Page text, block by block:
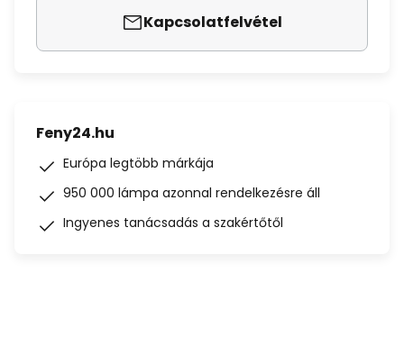
Kapcsolatfelvétel
Feny24.hu
Európa legtöbb márkája
950 000 lámpa azonnal rendelkezésre áll
Ingyenes tanácsadás a szakértőtől